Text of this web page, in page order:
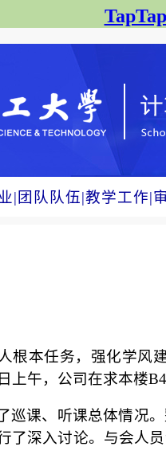
| 团队队伍|教学工作|
根本任务，强化学风
上午，公司在求本楼
巡课、听课总体情况
了深入讨论。与会人